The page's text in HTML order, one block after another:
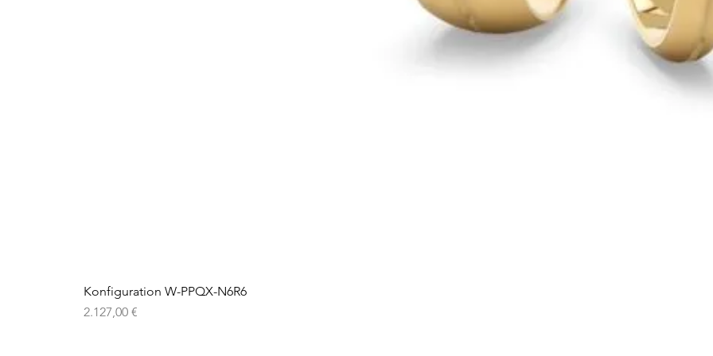
Konfiguration W-PPQX-N6R6
Preis
2.127,00 €